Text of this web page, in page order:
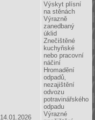
14.01.2026
Výskyt plísní
na stěnách
Výrazně
zanedbaný
úklid
Znečištěné
kuchyňské
nebo pracovní
náčiní
Hromadění
odpadů,
nezajištění
odvozu
potravinářského
odpadu
Výrazné